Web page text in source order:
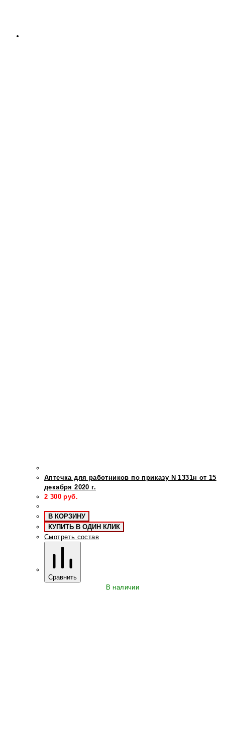
Аптечка для работников по приказу N 1331н от 15
декабря 2020 г.
2 300 руб.
В КОРЗИНУ
КУПИТЬ В ОДИН КЛИК
Смотреть состав
Сравнить
В наличии